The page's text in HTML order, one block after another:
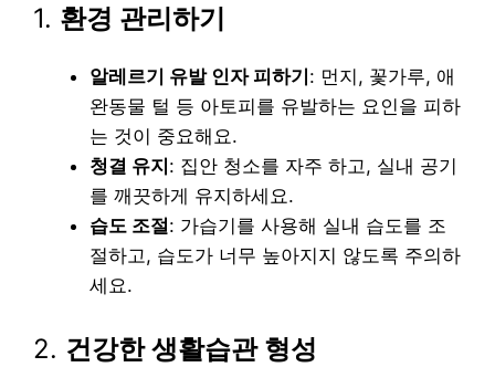
1. 환경 관리하기
알레르기 유발 인자 피하기: 먼지, 꽃가루, 애
완동물 털 등 아토피를 유발하는 요인을 피하
는 것이 중요해요.
청결 유지: 집안 청소를 자주 하고, 실내 공기
를 깨끗하게 유지하세요.
습도 조절: 가습기를 사용해 실내 습도를 조
절하고, 습도가 너무 높아지지 않도록 주의하
세요.
2. 건강한 생활습관 형성